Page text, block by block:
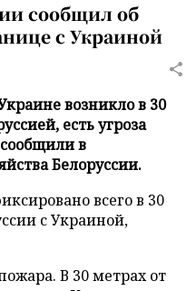
сообщил об
с Украиной
возникло в 30
есть угроза
в
Белоруссии.
всего в 30
с Украиной,
В 30 метрах от